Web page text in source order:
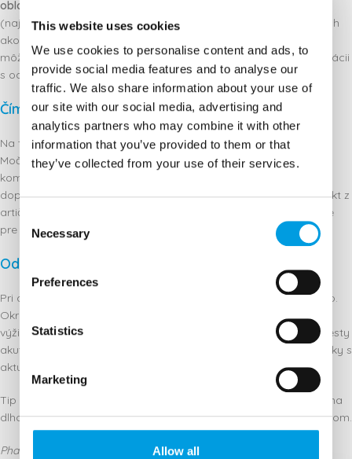
This website uses cookies
We use cookies to personalise content and ads, to
provide social media features and to analyse our
traffic. We also share information about your use of
our site with our social media, advertising and
analytics partners who may combine it with other
information that you’ve provided to them or that
they’ve collected from your use of their services.
Consent
Selection
Necessary
Preferences
Statistics
Marketing
Allow all
oblasti močových ciest
(najmä dostatočný pitný režim) a pri opakujúcich sa ťažkostiach
ako podpora prevencie. Nie sú náhradou antibiotickej liečby, no
môžu predstavovať vhodný prvý krok alebo doplnok po konzultácii
s odborníkom.
Čím je výnimočný?
Na trhu existuje množstvo prípravkov s obsahom brusníc, avšak
Močové cesty akut vynikajú vysokým obsahom PAC (75 mg),
kombináciou s D-manózou vo vysokej dávke (2000 mg),
doplnením o lyzát UPEC – neaktívny lyzát Escherichia coli, extrakt z
artičoky, extrakt zo zlatobyle a inulín – v praktickej tekutej forme
pre akútne použitie.
Odporúčanie lekárnika
Pri akútnych ťažkostiach močových ciest je vhodné konať rýchlo.
Okrem dostatočného príjmu tekutín môže byť správne zvolený
výživový doplnok významnou súčasťou starostlivosti. Močové cesty
akut predstavujú moderné riešenie, ktoré spája tradičné poznatky s
aktuálnymi požiadavkami na účinnosť a komfort užívania.
Tip z praxe: Pri opakovaných problémoch je vhodné myslieť aj na
dlhodobú prevenciu a konzultovať stav s lekárom alebo lekárnikom.
PharmDr. Mária Kirňaková